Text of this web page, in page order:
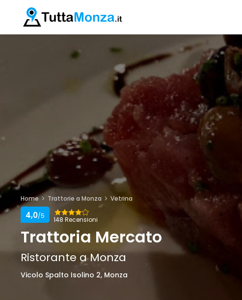
Home Trattorie a Monza Vetrina
148 Recensioni
4,0/5
Trattoria Mercato
Ristorante a Monza
Vicolo Spalto Isolino 2, Monza